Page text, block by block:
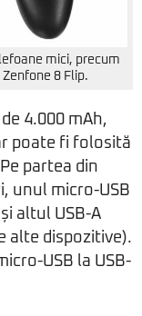
mici, precum
Zenfone 8 Flip.
4.000 mAh,
poate fi folosită
partea din
unul micro-USB
altul USB-A
alte dispozitive).
USB la USB-